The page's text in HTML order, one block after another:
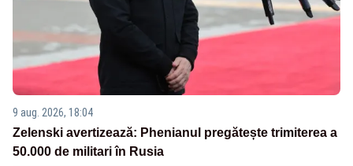
9 aug. 2026, 18:04
Zelenski avertizează: Phenianul pregătește trimiterea a
50.000 de militari în Rusia